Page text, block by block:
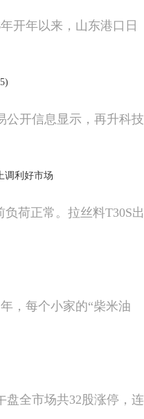
开年以来，山东港口日
公开信息显示，再升科技
调利好市场
荷正常。拉丝料T30S出
，每个小家的“柴米油
盘全市场共32股涨停，连